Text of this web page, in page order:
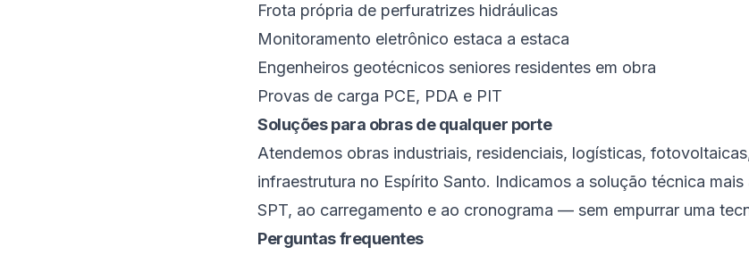
Frota própria de perfuratrizes hidráulicas
Monitoramento eletrônico estaca a estaca
Engenheiros geotécnicos seniores residentes em obra
Provas de carga PCE, PDA e PIT
Soluções para obras de qualquer porte
Atendemos obras industriais, residenciais, logísticas,
infraestrutura no Espírito Santo. Indicamos a solução técnica
SPT, ao carregamento e ao cronograma — sem empurrar uma
Perguntas frequentes